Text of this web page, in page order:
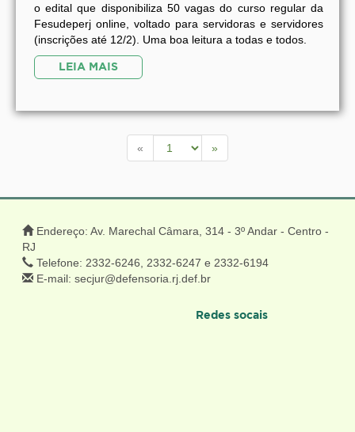
o edital que disponibiliza 50 vagas do curso regular da
Fesudeperj online, voltado para servidoras e servidores
(inscrições até 12/2). Uma boa leitura a todas e todos.
LEIA MAIS
« »
Endereço: Av. Marechal Câmara, 314 - 3º Andar - Centro -
RJ
Telefone: 2332-6246, 2332-6247 e 2332-6194
E-mail: secjur@defensoria.rj.def.br
Redes socais